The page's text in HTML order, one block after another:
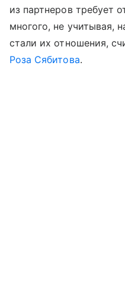
из партнеров требует
многого, не учитывая,
стали их отношения,
Роза Сябитова.